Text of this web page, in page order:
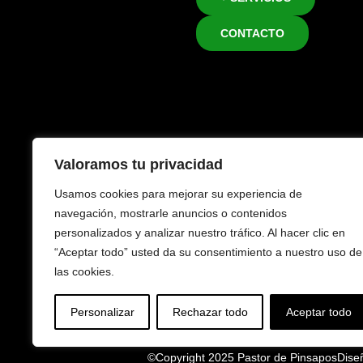
Valoramos tu privacidad
Usamos cookies para mejorar su experiencia de
navegación, mostrarle anuncios o contenidos
personalizados y analizar nuestro tráfico. Al hacer clic en
“Aceptar todo” usted da su consentimiento a nuestro uso de
las cookies.
Personalizar Rechazar todo Aceptar todo
CONTACTO
Aviso
©Copyright 2025 Pastor de Pinsapos